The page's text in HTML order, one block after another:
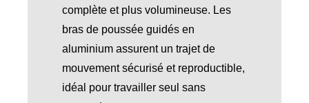
complète et plus volumineuse. Les
bras de poussée guidés en
aluminium assurent un trajet de
mouvement sécurisé et reproductible,
idéal pour travailler seul sans